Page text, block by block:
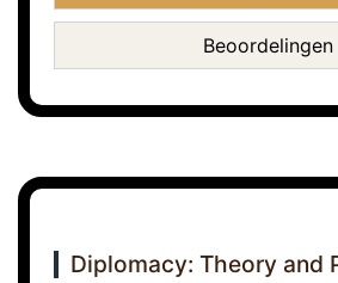
Beoordelingen
Diplomacy: Theory and